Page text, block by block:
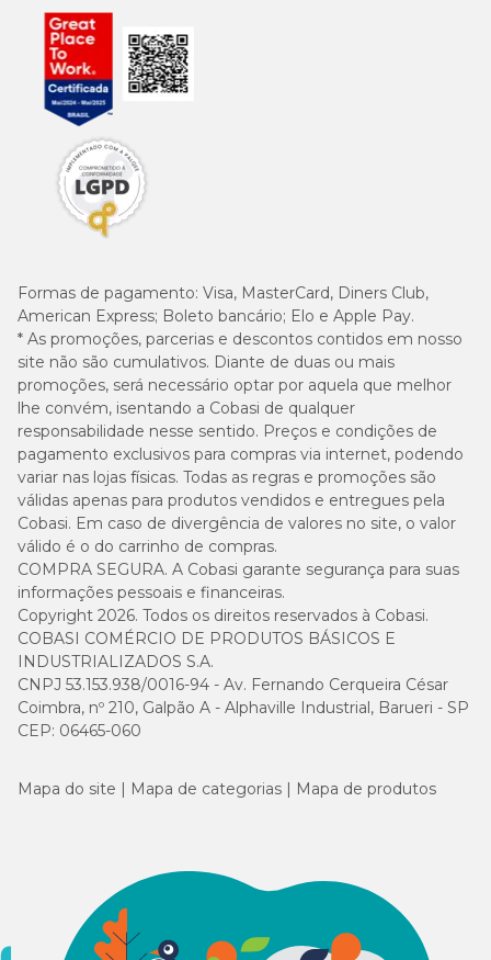
Formas de pagamento: Visa, MasterCard, Diners Club,
American Express; Boleto bancário; Elo e Apple Pay.
* As promoções, parcerias e descontos contidos em nosso
site não são cumulativos. Diante de duas ou mais
promoções, será necessário optar por aquela que melhor
lhe convém, isentando a Cobasi de qualquer
responsabilidade nesse sentido. Preços e condições de
pagamento exclusivos para compras via internet, podendo
variar nas lojas físicas. Todas as regras e promoções são
válidas apenas para produtos vendidos e entregues pela
Cobasi. Em caso de divergência de valores no site, o valor
válido é o do carrinho de compras.
COMPRA SEGURA. A Cobasi garante segurança para suas
informações pessoais e financeiras.
Copyright 2026. Todos os direitos reservados à Cobasi.
COBASI COMÉRCIO DE PRODUTOS BÁSICOS E
INDUSTRIALIZADOS S.A.
CNPJ 53.153.938/0016-94 - Av. Fernando Cerqueira César
Coimbra, nº 210, Galpão A - Alphaville Industrial, Barueri - SP
CEP: 06465-060
Mapa do site Mapa de categorias Mapa de produtos